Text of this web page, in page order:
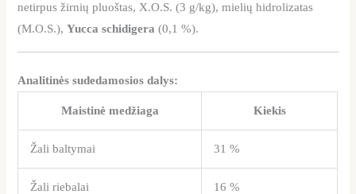
netirpus žirnių pluoštas, X.O.S. (3 g/kg), mielių hidrolizatas
(M.O.S.),Yucca schidigera (0,1 %).
Analitinės sudedamosios dalys:
Maistinė medžiaga Kiekis
Žali baltymai 31 %
Žali riebalai 16 %